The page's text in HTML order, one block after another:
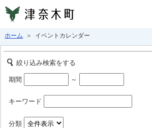
ホーム ＞ イベントカレンダー
絞り込み検索をする
期間 ～
キーワード
分類